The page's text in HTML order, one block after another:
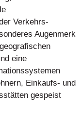
Verkehrs-
Augenmerk
eine
Einkaufs- und
gespeist